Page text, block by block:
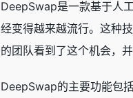
DeepSwap是一款基于人
经变得越来越流行。这种
的团队看到了这个机会，
DeepSwap的主要功能包